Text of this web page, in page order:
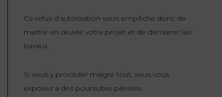
L’URBANISME
Ce refus d’autorisation vous empêche donc de
mettre en œuvre votre projet et de démarrer les
travaux.
Si vous y procéder malgré tout, vous vous
exposez à des poursuites pénales.